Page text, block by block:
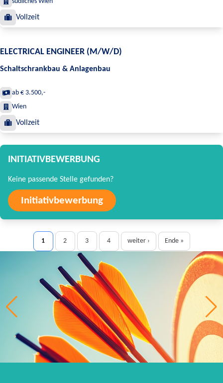
Vollzeit
ELECTRICAL ENGINEER (M/W/D)
Schaltschrankbau & Anlagenbau
ab € 3.500,-
Wien
Vollzeit
INITIATIVBEWERBUNG
Keine passende Stelle gefunden?
Initiativbewerbung
1 2 3 4 weiter › Ende »